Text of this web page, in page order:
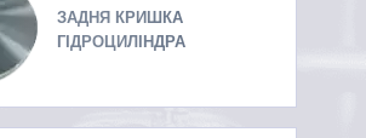
ЗАДНЯ КРИШКА
ГІДРОЦИЛІНДРА